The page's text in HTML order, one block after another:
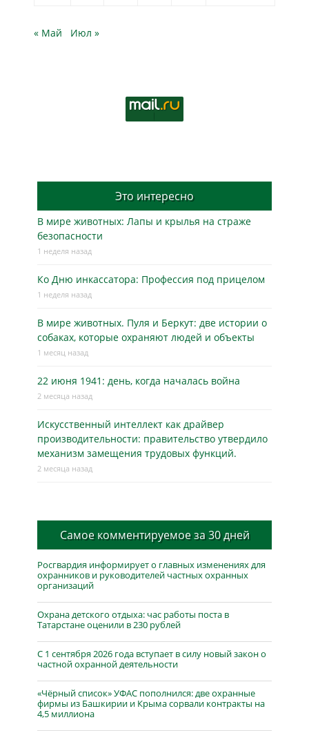
« Май Июл »
Это интересно
В мире животных: Лапы и крылья на страже
безопасности
1 неделя назад
Ко Дню инкассатора: Профессия под прицелом
1 неделя назад
В мире животных. Пуля и Беркут: две истории о
собаках, которые охраняют людей и объекты
1 месяц назад
22 июня 1941: день, когда началась война
2 месяца назад
Искусственный интеллект как драйвер
производительности: правительство утвердило
механизм замещения трудовых функций.
2 месяца назад
Самое комментируемое за 30 дней
Росгвардия информирует о главных изменениях для
охранников и руководителей частных охранных
организаций
Охрана детского отдыха: час работы поста в
Татарстане оценили в 230 рублей
С 1 сентября 2026 года вступает в силу новый закон о
частной охранной деятельности
«Чёрный список» УФАС пополнился: две охранные
фирмы из Башкирии и Крыма сорвали контракты на
4,5 миллиона